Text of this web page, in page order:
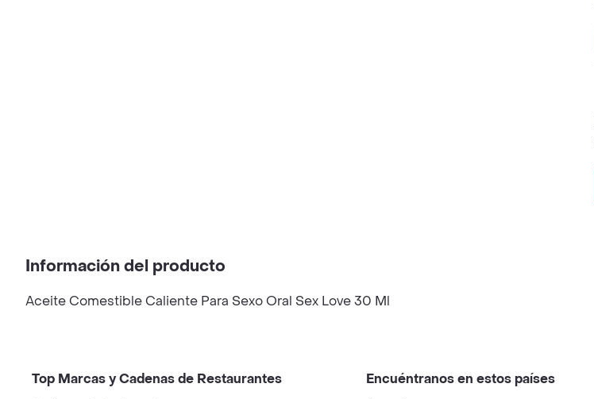
Información del producto
Aceite Comestible Caliente Para Sexo Oral Sex Love 30 Ml
Top Marcas y Cadenas de Restaurantes Encuéntranos en estos países